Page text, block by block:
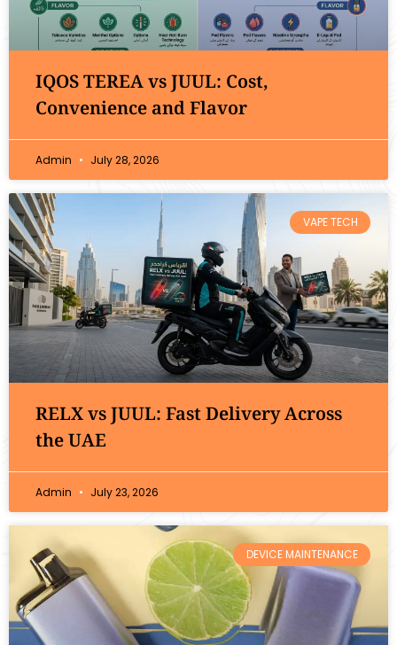
IQOS TEREA vs JUUL: Cost,
Convenience and Flavor
Admin July 28, 2026
VAPE TECH
RELX vs JUUL: Fast Delivery Across
the UAE
Admin July 23, 2026
DEVICE MAINTENANCE